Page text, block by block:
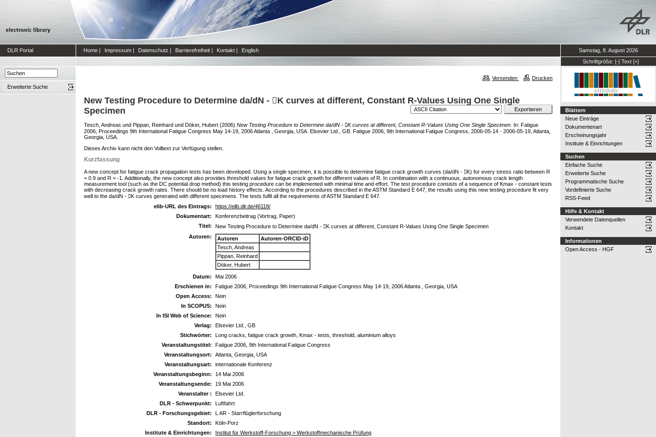
DLR Portal Home | Impressum | Datenschutz | Barrierefreiheit | Kontakt | English
Samstag, 8. August 2026
Schriftgröße: [-] Text [+]
Erweiterte Suche
Versenden Drucken
New Testing Procedure to Determine da/dN - K curves at different, Constant R-Values Using One Single
Specimen
Tesch, Andreas und Pippan, Reinhard und Döker, Hubert (2006) New Testing Procedure to Determine da/dN - K curves at different, Constant R-Values Using One Single Specimen. In: Fatigue
2006, Proceedings 9th International Fatigue Congress May 14-19, 2006 Atlanta , Georgia, USA. Elsevier Ltd., GB. Fatigue 2006, 9th International Fatigue Congress, 2006-05-14 - 2006-05-19, Atlanta,
Georgia, USA.
Dieses Archiv kann nicht den Volltext zur Verfügung stellen.
Kurzfassung
A new concept for fatigue crack propagation tests has been developed. Using a single specimen, it is possible to determine fatigue crack growth curves (da/dN - K) for every stress ratio between R
= 0.9 and R = -1. Additionally, the new concept also provides threshold values for fatigue crack growth for different values of R. In combination with a continuous, autonomous crack length
measurement tool (such as the DC potential drop method) this testing procedure can be implemented with minimal time and effort. The test procedure consists of a sequence of Kmax - constant tests
with decreasing crack growth rates. There should be no load history effects. According to the procedures described in the ASTM Standard E 647, the results using this new testing procedure fit very
well to the da/dN - K curves generated with different specimens. The tests fulfil all the requirements of ASTM Standard E 647.
elib-URL des Eintrags:
https://elib.dlr.de/46118/
Dokumentart:
Konferenzbeitrag (Vortrag, Paper)
Titel:
New Testing Procedure to Determine da/dN - K curves at different, Constant R-Values Using One Single Specimen
Autoren:
Autoren
Autoren-ORCID-iD
Tesch, Andreas
Pippan, Reinhard
Döker, Hubert
Datum:
Mai 2006
Erschienen in:
Fatigue 2006, Proceedings 9th International Fatigue Congress May 14-19, 2006 Atlanta , Georgia, USA
Open Access:
Nein
In SCOPUS:
Nein
In ISI Web of Science:
Nein
Verlag:
Elsevier Ltd., GB
Stichwörter:
Long cracks, fatigue crack growth, Kmax - tests, threshold, aluminium alloys
Veranstaltungstitel:
Fatigue 2006, 9th International Fatigue Congress
Veranstaltungsort:
Atlanta, Georgia, USA
Veranstaltungsart:
internationale Konferenz
Veranstaltungsbeginn:
14 Mai 2006
Veranstaltungsende:
19 Mai 2006
Veranstalter :
Elsevier Ltd.
DLR - Schwerpunkt:
Luftfahrt
DLR - Forschungsgebiet:
L AR - Starrflüglerforschung
Standort:
Köln-Porz
Institute & Einrichtungen:
Institut für Werkstoff-Forschung > Werkstoffmechanische Prüfung
Blättern
Neue Einträge
Dokumentenart
Erscheinungsjahr
Institute & Einrichtungen
Suchen
Einfache Suche
Erweiterte Suche
Programmatische Suche
Vordefinierte Suche
RSS-Feed
Hilfe & Kontakt
Verwendete Datenquellen
Kontakt
Informationen
Open Access - HGF